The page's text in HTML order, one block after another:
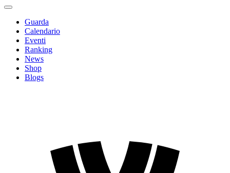
Guarda
Calendario
Eventi
Ranking
News
Shop
Blogs